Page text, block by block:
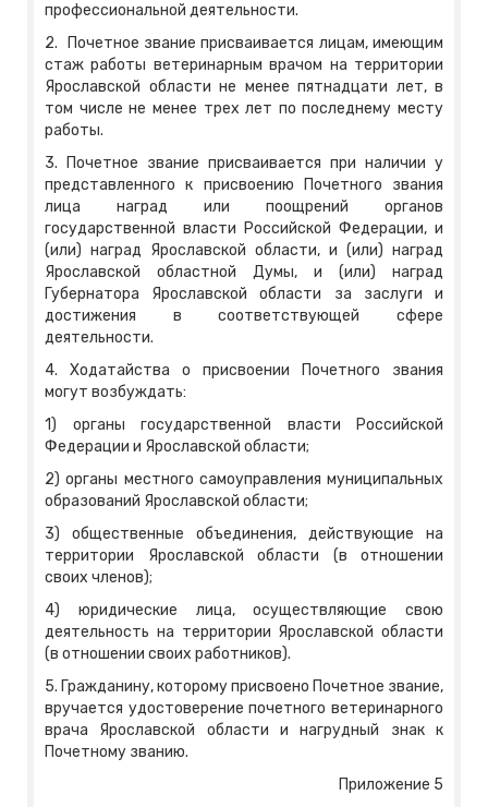
профессиональной деятельности.
2. Почетное звание присваивается лицам, имеющим
стаж работы ветеринарным врачом на территории
Ярославской области не менее пятнадцати лет, в
том числе не менее трех лет по последнему месту
работы.
3. Почетное звание присваивается при наличии у
представленного к присвоению Почетного звания
лица наград или поощрений органов
государственной власти Российской Федерации, и
(или) наград Ярославской области, и (или) наград
Ярославской областной Думы, и (или) наград
Губернатора Ярославской области за заслуги и
достижения в соответствующей сфере
деятельности.
4. Ходатайства о присвоении Почетного звания
могут возбуждать:
1) органы государственной власти Российской
Федерации и Ярославской области;
2) органы местного самоуправления муниципальных
образований Ярославской области;
3) общественные объединения, действующие на
территории Ярославской области (в отношении
своих членов);
4) юридические лица, осуществляющие свою
деятельность на территории Ярославской области
(в отношении своих работников).
5. Гражданину, которому присвоено Почетное звание,
вручается удостоверение почетного ветеринарного
врача Ярославской области и нагрудный знак к
Почетному званию.
Приложение 5